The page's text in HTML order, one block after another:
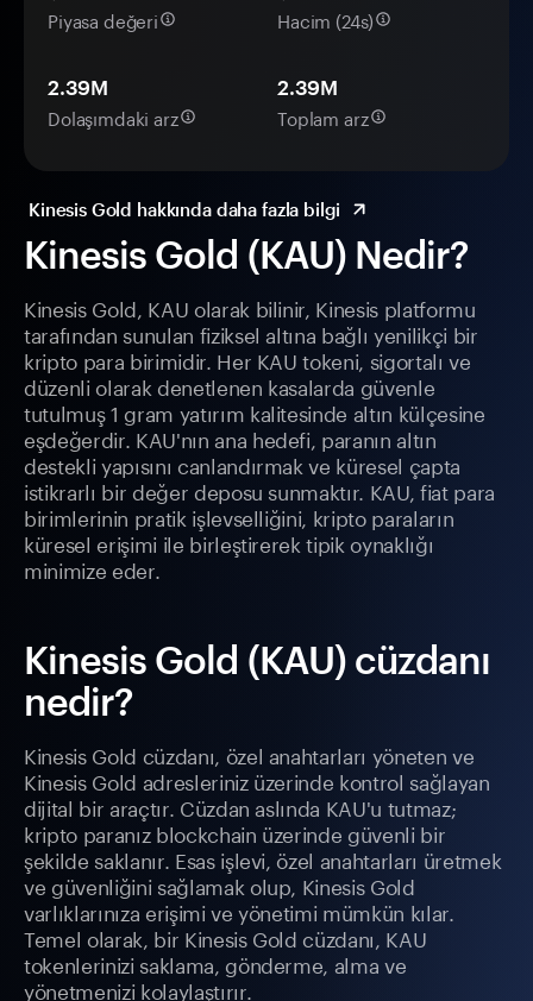
Kinesis Gold (KAU) Nedir?
Kinesis Gold, KAU olarak bilinir, Kinesis platformu
tarafından sunulan fiziksel altına bağlı yenilikçi bir
kripto para birimidir. Her KAU tokeni, sigortalı ve
düzenli olarak denetlenen kasalarda güvenle
tutulmuş 1 gram yatırım kalitesinde altın külçesine
eşdeğerdir. KAU'nın ana hedefi, paranın altın
destekli yapısını canlandırmak ve küresel çapta
istikrarlı bir değer deposu sunmaktır. KAU, fiat para
birimlerinin pratik işlevselliğini, kripto paraların
küresel erişimi ile birleştirerek tipik oynaklığı
minimize eder.
Kinesis Gold (KAU) cüzdanı
nedir?
Kinesis Gold cüzdanı, özel anahtarları yöneten ve
Kinesis Gold adresleriniz üzerinde kontrol sağlayan
dijital bir araçtır. Cüzdan aslında KAU'u tutmaz;
kripto paranız blockchain üzerinde güvenli bir
şekilde saklanır. Esas işlevi, özel anahtarları üretmek
ve güvenliğini sağlamak olup, Kinesis Gold
varlıklarınıza erişimi ve yönetimi mümkün kılar.
Temel olarak, bir Kinesis Gold cüzdanı, KAU
tokenlerinizi saklama, gönderme, alma ve
yönetmenizi kolaylaştırır.
Piyasa değeri Hacim (24s)
2.39M
Dolaşımdaki arz
2.39M
Toplam arz
Kinesis Gold hakkında daha fazla bilgi